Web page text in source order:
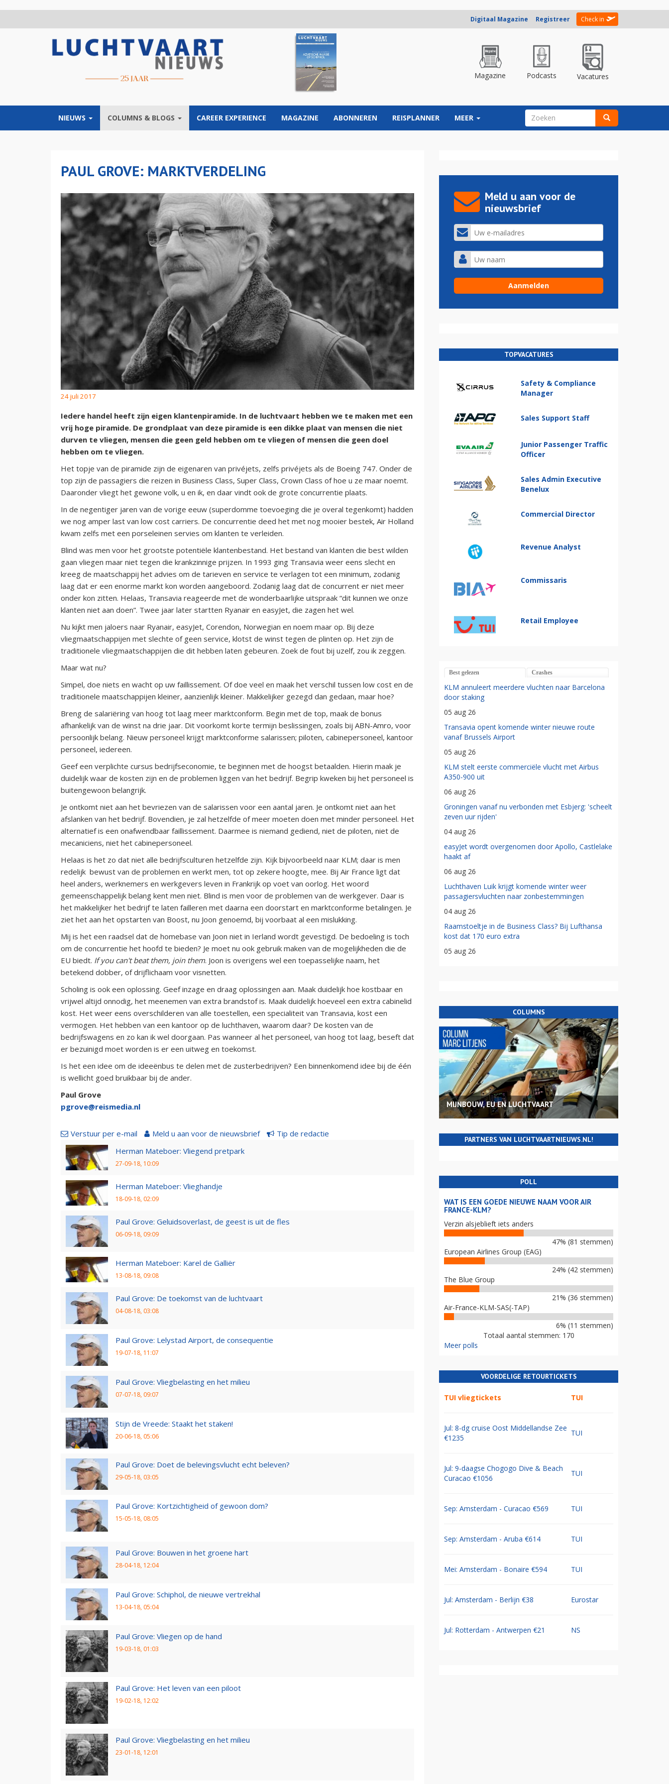
Digitaal Magazine Registreer Check in
Magazine Podcasts Vacatures
NIEUWS COLUMNS & BLOGS CAREER EXPERIENCE MAGAZINE ABONNEREN REISPLANNER MEER ZOEKVELD
PAUL GROVE: MARKTVERDELING
24 juli 2017
Iedere handel heeft zijn eigen klantenpiramide. In de luchtvaart hebben we te maken met een
vrij hoge piramide. De grondplaat van deze piramide is een dikke plaat van mensen die niet
durven te vliegen, mensen die geen geld hebben om te vliegen of mensen die geen doel
hebben om te vliegen.
Het topje van de piramide zijn de eigenaren van privéjets, zelfs privéjets als de Boeing 747. Onder de
top zijn de passagiers die reizen in Business Class, Super Class, Crown Class of hoe u ze maar noemt.
Daaronder vliegt het gewone volk, u en ik, en daar vindt ook de grote concurrentie plaats.
In de negentiger jaren van de vorige eeuw (superdomme toevoeging die je overal tegenkomt) hadden
we nog amper last van low cost carriers. De concurrentie deed het met nog mooier bestek, Air Holland
kwam zelfs met een porseleinen servies om klanten te verleiden.
Blind was men voor het grootste potentiële klantenbestand. Het bestand van klanten die best wilden
gaan vliegen maar niet tegen die krankzinnige prijzen. In 1993 ging Transavia weer eens slecht en
kreeg de maatschappij het advies om de tarieven en service te verlagen tot een minimum, zodanig
laag dat er een enorme markt kon worden aangeboord. Zodanig laag dat de concurrent er niet meer
onder kon zitten. Helaas, Transavia reageerde met de wonderbaarlijke uitspraak “dit kunnen we onze
klanten niet aan doen”. Twee jaar later startten Ryanair en easyJet, die zagen het wel.
Nu kijkt men jaloers naar Ryanair, easyJet, Corendon, Norwegian en noem maar op. Bij deze
vliegmaatschappijen met slechte of geen service, klotst de winst tegen de plinten op. Het zijn de
traditionele vliegmaatschappijen die dit hebben laten gebeuren. Zoek de fout bij uzelf, zou ik zeggen.
Maar wat nu?
Simpel, doe niets en wacht op uw faillissement. Of doe veel en maak het verschil tussen low cost en de
traditionele maatschappijen kleiner, aanzienlijk kleiner. Makkelijker gezegd dan gedaan, maar hoe?
Breng de salariëring van hoog tot laag meer marktconform. Begin met de top, maak de bonus
afhankelijk van de winst na drie jaar. Dit voorkomt korte termijn beslissingen, zoals bij ABN-Amro, voor
persoonlijk belang. Nieuw personeel krijgt marktconforme salarissen; piloten, cabinepersoneel, kantoor
personeel, iedereen.
Geef een verplichte cursus bedrijfseconomie, te beginnen met de hoogst betaalden. Hierin maak je
duidelijk waar de kosten zijn en de problemen liggen van het bedrijf. Begrip kweken bij het personeel is
buitengewoon belangrijk.
Je ontkomt niet aan het bevriezen van de salarissen voor een aantal jaren. Je ontkomt niet aan het
afslanken van het bedrijf. Bovendien, je zal hetzelfde of meer moeten doen met minder personeel. Het
alternatief is een onafwendbaar faillissement. Daarmee is niemand gediend, niet de piloten, niet de
mecaniciens, niet het cabinepersoneel.
Helaas is het zo dat niet alle bedrijfsculturen hetzelfde zijn. Kijk bijvoorbeeld naar KLM; daar is men
redelijk bewust van de problemen en werkt men, tot op zekere hoogte, mee. Bij Air France ligt dat
heel anders, werknemers en werkgevers leven in Frankrijk op voet van oorlog. Het woord
gemeenschappelijk belang kent men niet. Blind is men voor de problemen van de werkgever. Daar is
het makkelijker het bedrijf te laten failleren met daarna een doorstart en marktconforme betalingen. Je
ziet het aan het opstarten van Boost, nu Joon genoemd, bij voorbaat al een mislukking.
Mij is het een raadsel dat de homebase van Joon niet in Ierland wordt gevestigd. De bedoeling is toch
om de concurrentie het hoofd te bieden? Je moet nu ook gebruik maken van de mogelijkheden die de
EU biedt. If you can't beat them, join them. Joon is overigens wel een toepasselijke naam, het
betekend dobber, of drijflichaam voor visnetten.
Scholing is ook een oplossing. Geef inzage en draag oplossingen aan. Maak duidelijk hoe kostbaar en
vrijwel altijd onnodig, het meenemen van extra brandstof is. Maak duidelijk hoeveel een extra cabinelid
kost. Het weer eens overschilderen van alle toestellen, een specialiteit van Transavia, kost een
vermogen. Het hebben van een kantoor op de luchthaven, waarom daar? De kosten van de
bedrijfswagens en zo kan ik wel doorgaan. Pas wanneer al het personeel, van hoog tot laag, beseft dat
er bezuinigd moet worden is er een uitweg en toekomst.
Is het een idee om de ideeënbus te delen met de zusterbedrijven? Een binnenkomend idee bij de één
is wellicht goed bruikbaar bij de ander.
Paul Grove
pgrove@reismedia.nl
Verstuur per e-mail Meld u aan voor de nieuwsbrief
Tip de redactie
Herman Mateboer: Vliegend pretpark
27-09-18, 10:09
Herman Mateboer: Vlieghandje
18-09-18, 02:09
Paul Grove: Geluidsoverlast, de geest is uit de fles
06-09-18, 09:09
Herman Mateboer: Karel de Galliër
13-08-18, 09:08
Paul Grove: De toekomst van de luchtvaart
04-08-18, 03:08
Paul Grove: Lelystad Airport, de consequentie
19-07-18, 11:07
Paul Grove: Vliegbelasting en het milieu
07-07-18, 09:07
Stijn de Vreede: Staakt het staken!
20-06-18, 05:06
Paul Grove: Doet de belevingsvlucht echt beleven?
29-05-18, 03:05
Paul Grove: Kortzichtigheid of gewoon dom?
15-05-18, 08:05
Paul Grove: Bouwen in het groene hart
28-04-18, 12:04
Paul Grove: Schiphol, de nieuwe vertrekhal
13-04-18, 05:04
Paul Grove: Vliegen op de hand
19-03-18, 01:03
Paul Grove: Het leven van een piloot
19-02-18, 12:02
Paul Grove: Vliegbelasting en het milieu
23-01-18, 12:01
Meld u aan voor de
nieuwsbrief
TOPVACATURES
Safety & Compliance
Manager
Sales Support Staff
Junior Passenger Traffic
Officer
Sales Admin Executive
Benelux
Commercial Director
Revenue Analyst
Commissaris
Retail Employee
Best gelezen Crashes
KLM annuleert meerdere vluchten naar Barcelona
door staking
05 aug 26
Transavia opent komende winter nieuwe route
vanaf Brussels Airport
05 aug 26
KLM stelt eerste commerciële vlucht met Airbus
A350-900 uit
06 aug 26
Groningen vanaf nu verbonden met Esbjerg: 'scheelt
zeven uur rijden'
04 aug 26
easyJet wordt overgenomen door Apollo, Castlelake
haakt af
06 aug 26
Luchthaven Luik krijgt komende winter weer
passagiersvluchten naar zonbestemmingen
04 aug 26
Raamstoeltje in de Business Class? Bij Lufthansa
kost dat 170 euro extra
05 aug 26
COLUMNS
MIJNBOUW, EU EN LUCHTVAART
PARTNERS VAN LUCHTVAARTNIEUWS.NL!
POLL
WAT IS EEN GOEDE NIEUWE NAAM VOOR AIR
FRANCE-KLM?
Verzin alsjeblieft iets anders
47% (81 stemmen)
European Airlines Group (EAG)
24% (42 stemmen)
The Blue Group
21% (36 stemmen)
Air-France-KLM-SAS(-TAP)
6% (11 stemmen)
Totaal aantal stemmen: 170
Meer polls
VOORDELIGE RETOURTICKETS
TUI vliegtickets TUI
Jul: 8-dg cruise Oost Middellandse Zee
€1235
TUI
Jul: 9-daagse Chogogo Dive & Beach
Curacao €1056
TUI
Sep: Amsterdam - Curacao €569 TUI
Sep: Amsterdam - Aruba €614 TUI
Mei: Amsterdam - Bonaire €594 TUI
Jul: Amsterdam - Berlijn €38 Eurostar
Jul: Rotterdam - Antwerpen €21 NS